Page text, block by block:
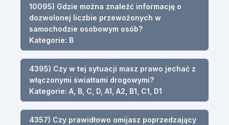
10095) Gdzie można znaleźć informację o
dozwolonej liczbie przewożonych w
samochodzie osobowym osób?
Kategorie: B
4395) Czy w tej sytuacji masz prawo jechać z
włączonymi światłami drogowymi?
Kategorie: A, B, C, D, A1, A2, B1, C1, D1
4357) Czy prawidłowo omijasz poprzedzający